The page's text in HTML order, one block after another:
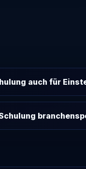
auch für